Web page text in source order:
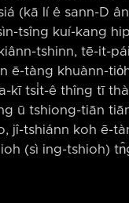
(kā lí ê sann-D
tsîng kuí-kang
tshinn, tē-it-
ē-tàng khuànn-
kī tsi̍t-ê thîng tī
ū tshiong-tiān
jî-tshiánn koh ē-
(sì ing-tshioh)